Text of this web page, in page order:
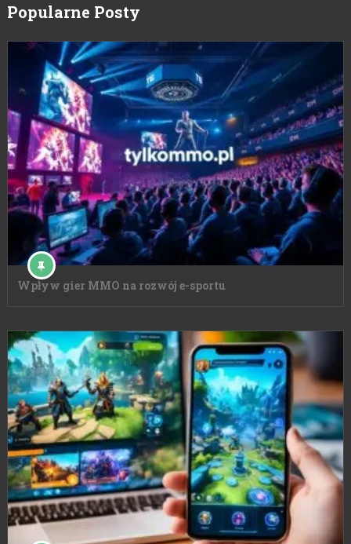
Popularne Posty
Wpływ gier MMO na rozwój e-sportu